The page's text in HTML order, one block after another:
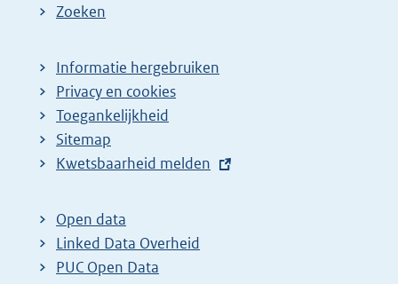
Zoeken
Informatie hergebruiken
Privacy en cookies
Toegankelijkheid
Sitemap
E
t
e
r
Kwetsbaarheid melden
Open data
Linked Data Overheid
PUC Open Data